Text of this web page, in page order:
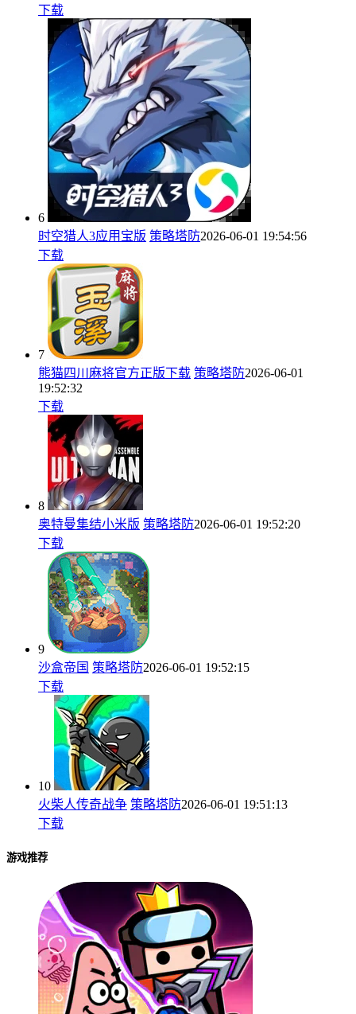
下载
6
时空猎人3应用宝版 策略塔防2026-06-01 19:54:56
下载
7
熊猫四川麻将官方正版下载 策略塔防2026-06-01
19:52:32
下载
8
奥特曼集结小米版 策略塔防2026-06-01 19:52:20
下载
9
沙盒帝国 策略塔防2026-06-01 19:52:15
下载
10
火柴人传奇战争 策略塔防2026-06-01 19:51:13
下载
游戏推荐